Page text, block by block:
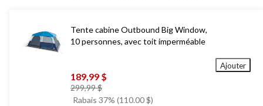
Tente cabine Outbound Big Window,
10 personnes, avec toit imperméable
189,99 $
299,99 $prix
était
Rabais 37% (110.00 $)
Ajouter